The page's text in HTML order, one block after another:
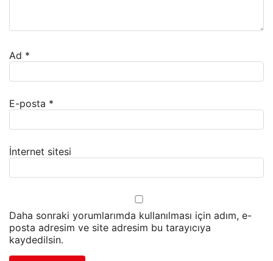
Ad *
E-posta *
İnternet sitesi
Daha sonraki yorumlarımda kullanılması için adım, e-
posta adresim ve site adresim bu tarayıcıya
kaydedilsin.